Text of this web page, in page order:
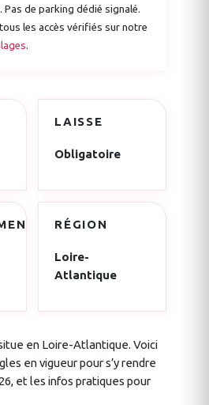
de parking dédié signalé.
les accès vérifiés sur notre
.
LAISSE
Obligatoire
RÉGION
Loire-
Atlantique
en Loire-Atlantique. Voici
en vigueur pour s’y rendre
et les infos pratiques pour